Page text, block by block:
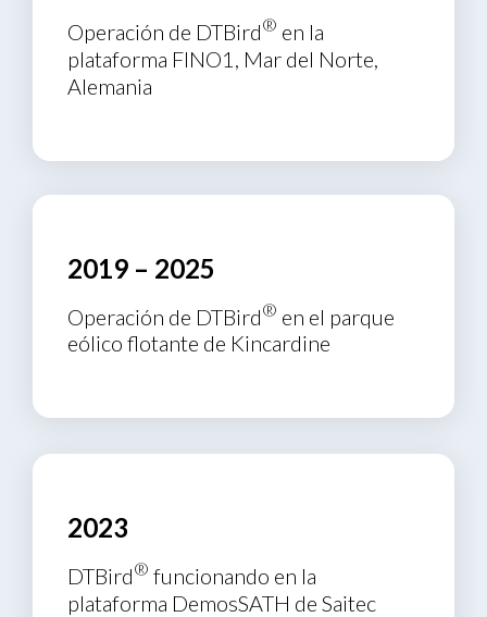
Operación de DTBird® en la
plataforma FINO1, Mar del Norte,
Alemania
2019 – 2025
Operación de DTBird® en el parque
eólico flotante de Kincardine
2023
DTBird® funcionando en la
plataforma DemosSATH de Saitec